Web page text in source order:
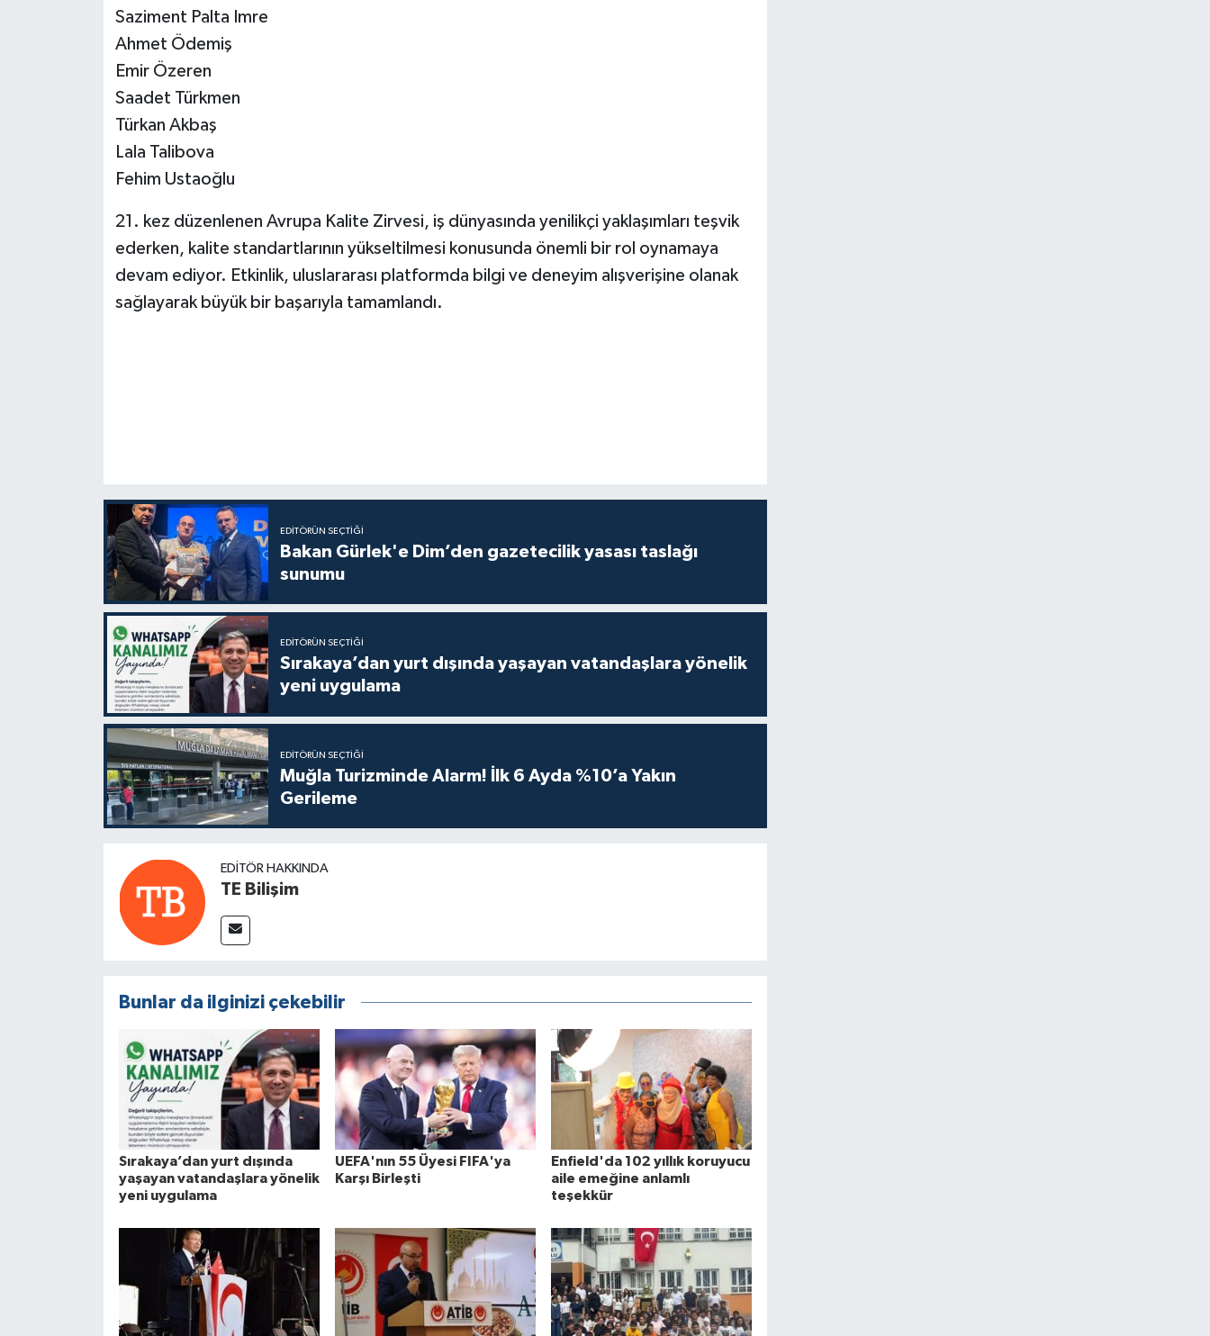
Saziment Palta Imre
Ahmet Ödemiş
Emir Özeren
Saadet Türkmen
Türkan Akbaş
Lala Talibova
Fehim Ustaoğlu
21. kez düzenlenen Avrupa Kalite Zirvesi, iş dünyasında yenilikçi yaklaşımları teşvik
ederken, kalite standartlarının yükseltilmesi konusunda önemli bir rol oynamaya
devam ediyor. Etkinlik, uluslararası platformda bilgi ve deneyim alışverişine olanak
sağlayarak büyük bir başarıyla tamamlandı.
EDITÖRÜN SEÇTIĞI
Bakan Gürlek'e Dim’den gazetecilik yasası taslağı
sunumu
EDITÖRÜN SEÇTIĞI
Sırakaya’dan yurt dışında yaşayan vatandaşlara yönelik
yeni uygulama
EDITÖRÜN SEÇTIĞI
Muğla Turizminde Alarm! İlk 6 Ayda %10’a Yakın
Gerileme
EDITÖR HAKKINDA
TE Bilişim
Bunlar da ilginizi çekebilir
Sırakaya’dan yurt dışında
yaşayan vatandaşlara yönelik
yeni uygulama
UEFA'nın 55 Üyesi FIFA'ya
Karşı Birleşti
Enfield'da 102 yıllık koruyucu
aile emeğine anlamlı
teşekkür